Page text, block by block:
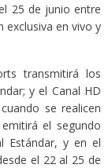
25 de junio entre
exclusiva en vivo y
transmitirá los
y el Canal HD
se realicen
el segundo
Estándar, y en el
el 22 al 25 de